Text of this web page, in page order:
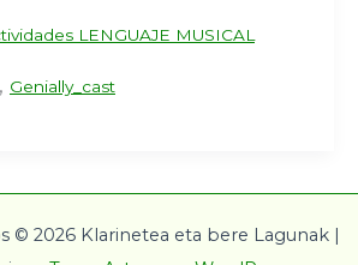
LENGUAJE MUSICAL
Genially_cast
© 2026 Klarinetea eta bere Lagunak |